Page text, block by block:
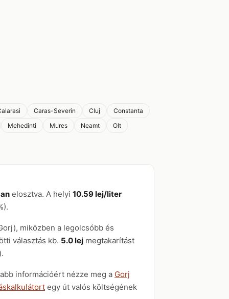
Caras-Severin Cluj
Constanta
Mehedinti Mures Neamt
Olt
elosztva. A helyi 10.59 lej/liter
miközben a legolcsóbb és
választás kb. 5.0 lej megtakarítást
információért nézze meg a Gorj
egy út valós költségének